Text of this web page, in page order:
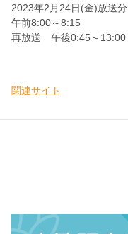
2023年2月24日(金)放送分
午前8:00～8:15
再放送 午後0:45～13:00
関連サイト